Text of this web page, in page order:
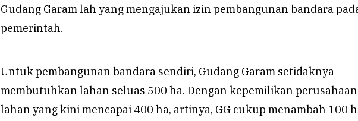
Gudang Garam lah yang mengajukan izin pembangunan bandara
pemerintah.
Untuk pembangunan bandara sendiri, Gudang Garam setidaknya
membutuhkan lahan seluas 500 ha. Dengan kepemilikan
lahan yang kini mencapai 400 ha, artinya, GG cukup menambah 100